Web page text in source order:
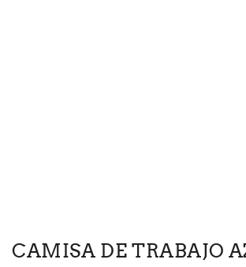
CAMISA DE TRABAJO